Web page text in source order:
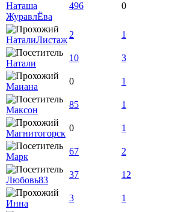
Наташа
ЖуравлЁва
496 0
НаталиЛистаж
2 1
Натали
10 3
Маиана
0 1
Максон
85 1
Магнитогорск
0 1
Марк
67 2
Любовь83
37 12
Инна
3 1